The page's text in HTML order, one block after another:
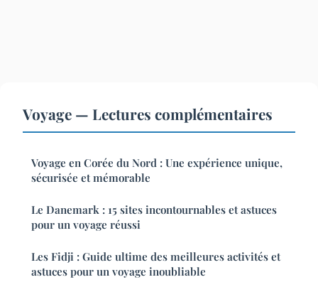
Voyage — Lectures complémentaires
Voyage en Corée du Nord : Une expérience unique,
sécurisée et mémorable
Le Danemark : 15 sites incontournables et astuces
pour un voyage réussi
Les Fidji : Guide ultime des meilleures activités et
astuces pour un voyage inoubliable